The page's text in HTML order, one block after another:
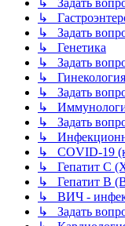
↳ Задать
↳
↳ Задать
↳ Генетика
↳ Задать
↳ Гинекология
↳ Задать
↳
↳ Задать
↳
↳ COVID-19
↳ Гепатит C
↳ Гепатит B
↳ ВИЧ -
↳ Задать